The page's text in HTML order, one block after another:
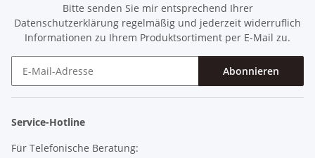
Bitte senden Sie mir entsprechend Ihrer
Datenschutzerklärung regelmäßig und jederzeit widerruflich
Informationen zu Ihrem Produktsortiment per E-Mail zu.
Abonnieren
Service-Hotline
Für Telefonische Beratung: